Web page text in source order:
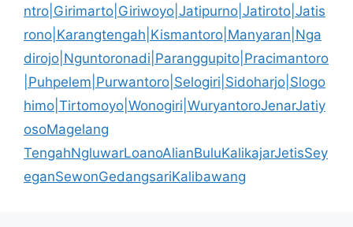
ntro|Girimarto|Giriwoyo|Jatipurno|Jatiroto|Jatis
rono|Karangtengah|Kismantoro|Manyaran|Nga
dirojo|Nguntoronadi|Paranggupito|Pracimantoro
|Puhpelem|Purwantoro|Selogiri|Sidoharjo|Slogo
himo|Tirtomoyo|Wonogiri|WuryantoroJenarJatiy
osoMagelang
TengahNgluwarLoanoAlianBuluKalikajarJetisSey
eganSewonGedangsariKalibawang